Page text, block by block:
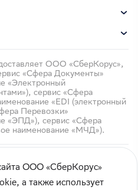
ООО «СберКорус»,
«Сфера Документы»
«Электронный
сервис «Сфера
«EDI (электронный
Перевозки»
«ЭПД»), сервис «Сфера
наименование «МЧД»).
ООО «СберКорус»
а также использует